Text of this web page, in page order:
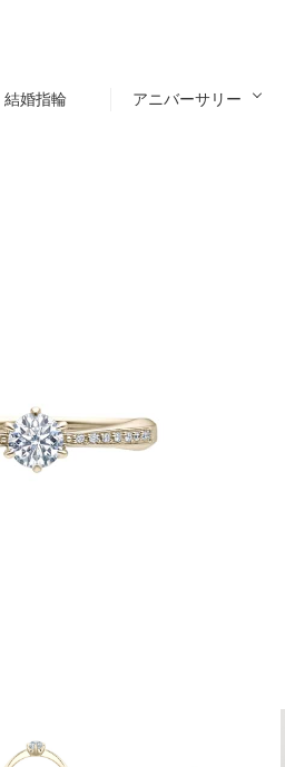
結婚指輪 アニバーサリー